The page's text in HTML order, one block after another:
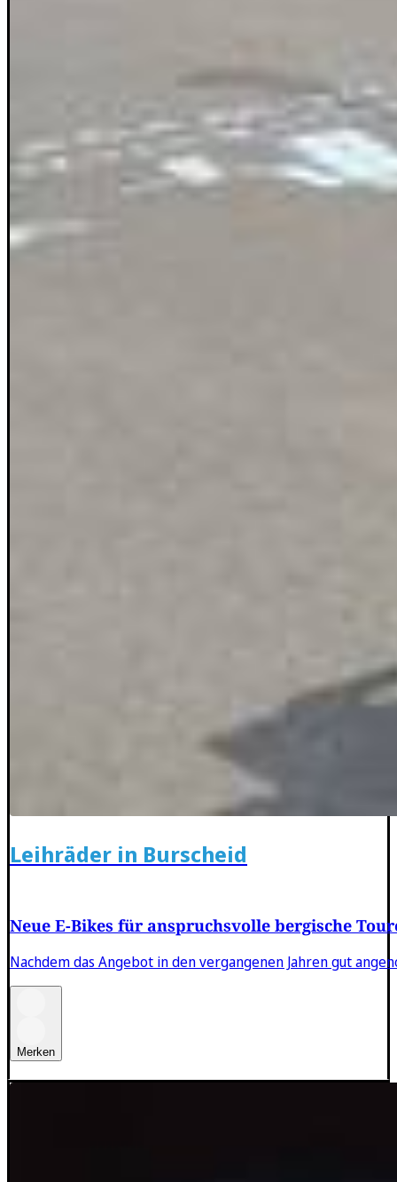
Leihräder in Burscheid
Neue E-Bikes für anspruchsvolle bergische
Nachdem das Angebot in den vergangenen Jahren gut
Merken